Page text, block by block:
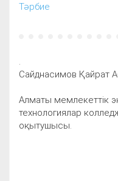
Тәрбие
Сайднасимов Қайрат
Алматы мемлекеттік
технологиялар
оқытушысы.